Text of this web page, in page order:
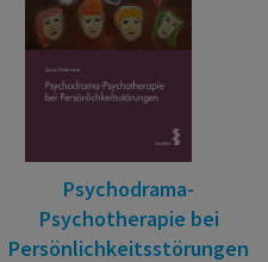
Psychodrama-
Psychotherapie bei
Persönlichkeitsstörungen